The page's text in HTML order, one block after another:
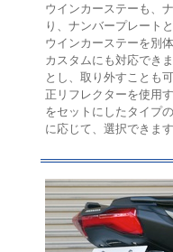
ウインカーステーも、
り、ナンバープレート
ウインカーステーを別
カスタムにも対応でき
とし、取り外すことも
正リフレクターを使用
をセットにしたタイプ
に応じて、選択できます